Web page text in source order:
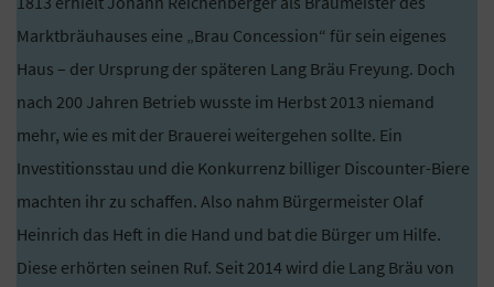
Marktbräuhauses eine „Brau Concession“ für sein eigenes
Haus – der Ursprung der späteren Lang Bräu Freyung. Doch
nach 200 Jahren Betrieb wusste im Herbst 2013 niemand
mehr, wie es mit der Brauerei weitergehen sollte. Ein
Investitionsstau und die Konkurrenz billiger Discounter-Biere
machten ihr zu schaffen. Also nahm Bürgermeister Olaf
Heinrich das Heft in die Hand und bat die Bürger um Hilfe.
Diese erhörten seinen Ruf. Seit 2014 wird die Lang Bräu von